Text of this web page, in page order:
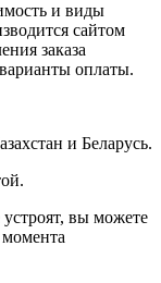
и виды
сайтом
заказа
оплаты.
и Беларусь.
вы можете
момента